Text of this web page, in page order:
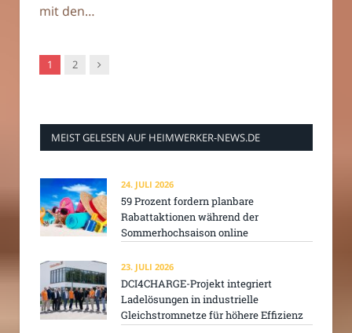
mit den…
1 2 Nachfolger
MEIST GELESEN AUF HEIMWERKER-NEWS.DE
24. JULI 2026
59 Prozent fordern planbare
Rabattaktionen während der
Sommerhochsaison online
23. JULI 2026
DCI4CHARGE-Projekt integriert
Ladelösungen in industrielle
Gleichstromnetze für höhere Effizienz